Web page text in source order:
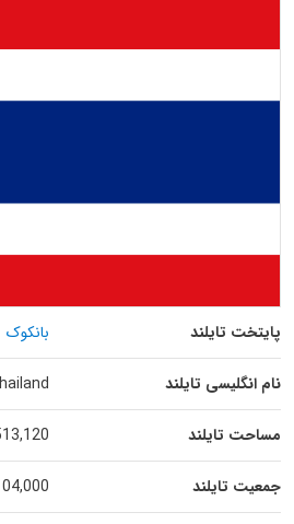
پایتخت تایلند بانکوک
نام انگلیسی تایلند
مساحت تایلند 513,120 کیلومتر
جمعیت تایلند